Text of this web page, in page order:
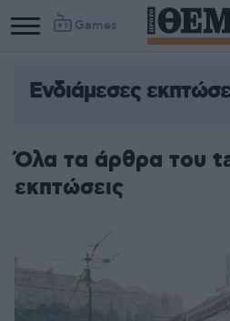
Games
Ενδιάμεσες
Όλα τα άρθρα του
εκπτώσεις